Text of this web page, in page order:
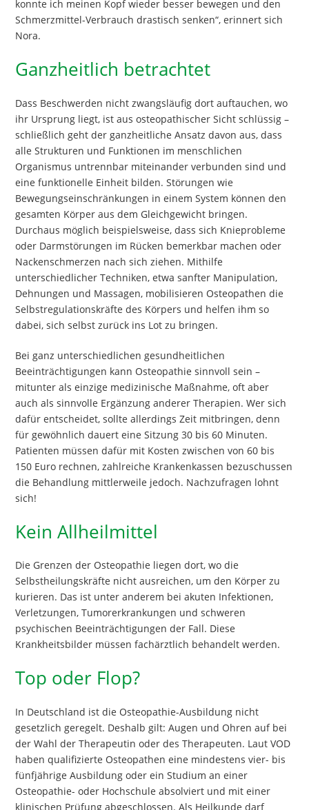
konnte ich meinen Kopf wieder besser bewegen und den
Schmerzmittel-Verbrauch drastisch senken“, erinnert sich
Nora.
Ganzheitlich betrachtet
Dass Beschwerden nicht zwangsläufig dort auftauchen, wo
ihr Ursprung liegt, ist aus osteopathischer Sicht schlüssig –
schließlich geht der ganzheitliche Ansatz davon aus, dass
alle Strukturen und Funktionen im menschlichen
Organismus untrennbar miteinander verbunden sind und
eine funktionelle Einheit bilden. Störungen wie
Bewegungseinschränkungen in einem System können den
gesamten Körper aus dem Gleichgewicht bringen.
Durchaus möglich beispielsweise, dass sich Knieprobleme
oder Darmstörungen im Rücken bemerkbar machen oder
Nackenschmerzen nach sich ziehen. Mithilfe
unterschiedlicher Techniken, etwa sanfter Manipulation,
Dehnungen und Massagen, mobilisieren Osteopathen die
Selbstregulationskräfte des Körpers und helfen ihm so
dabei, sich selbst zurück ins Lot zu bringen.
Bei ganz unterschiedlichen gesundheitlichen
Beeinträchtigungen kann Osteopathie sinnvoll sein –
mitunter als einzige medizinische Maßnahme, oft aber
auch als sinnvolle Ergänzung anderer Therapien. Wer sich
dafür entscheidet, sollte allerdings Zeit mitbringen, denn
für gewöhnlich dauert eine Sitzung 30 bis 60 Minuten.
Patienten müssen dafür mit Kosten zwischen von 60 bis
150 Euro rechnen, zahlreiche Krankenkassen bezuschussen
die Behandlung mittlerweile jedoch. Nachzufragen lohnt
sich!
Kein Allheilmittel
Die Grenzen der Osteopathie liegen dort, wo die
Selbstheilungskräfte nicht ausreichen, um den Körper zu
kurieren. Das ist unter anderem bei akuten Infektionen,
Verletzungen, Tumorerkrankungen und schweren
psychischen Beeinträchtigungen der Fall. Diese
Krankheitsbilder müssen fachärztlich behandelt werden.
Top oder Flop?
In Deutschland ist die Osteopathie-Ausbildung nicht
gesetzlich geregelt. Deshalb gilt: Augen und Ohren auf bei
der Wahl der Therapeutin oder des Therapeuten. Laut VOD
haben qualifizierte Osteopathen eine mindestens vier- bis
fünfjährige Ausbildung oder ein Studium an einer
Osteopathie- oder Hochschule absolviert und mit einer
klinischen Prüfung abgeschlossen. Als Heilkunde darf